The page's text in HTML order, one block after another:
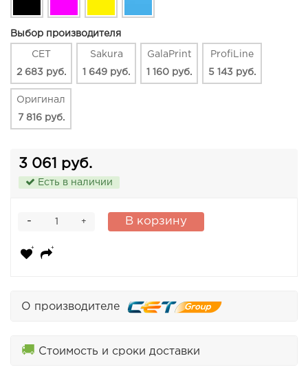
Выбор производителя
CET
2 683 руб.
Sakura
1 649 руб.
GalaPrint
1 160 руб.
ProfiLine
5 143 руб.
Оригинал
7 816 руб.
3 061 руб.
Есть в наличии
+
- В корзину
О производителе
🚚 Стоимость и сроки доставки